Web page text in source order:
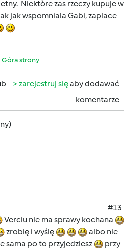
Niektòre zas rzeczy kupuje w
jak wspomniala Gabi, zaplace
Góra strony
zarejestruj sięaby dodawać
komentarze
#13
Verciu nie ma sprawy kochana
zrobię i wyślę
albo nie
sama po to przyjedziesz
przy